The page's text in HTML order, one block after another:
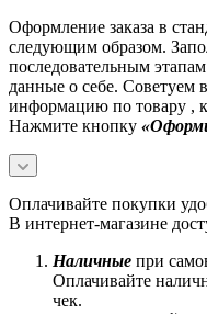
Оформление заказа в
следующим образом.
последовательным
данные о себе. Советуем
информацию по товару ,
Нажмите кнопку
Оплачивайте покупки
В интернет-магазине
Наличные при
Оплачивайте
чек.